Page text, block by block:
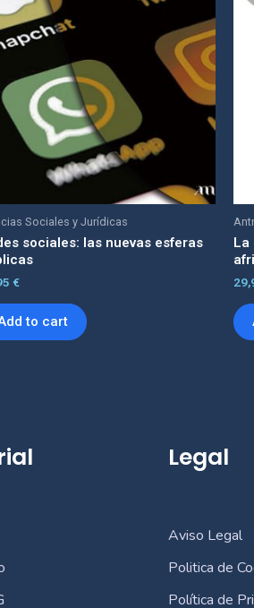
Sociales y Jurídicas
sociales: las nuevas esferas
€
to cart
La
Legal
Aviso Legal
Politica de
Política de